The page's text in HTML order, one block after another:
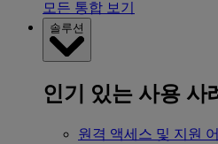
모든 통합 보기
솔루션
인기 있는 사용 사
원격 액세스 및 지원